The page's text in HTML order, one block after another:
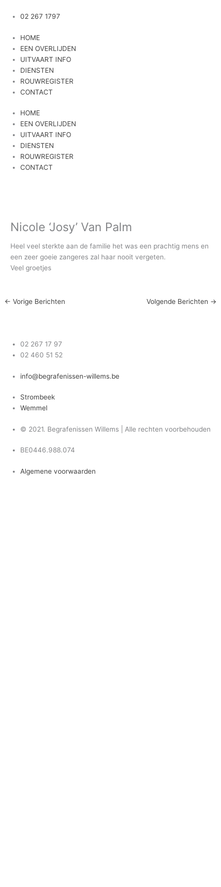
naar
inhoud
02 267 1797
HOME
EEN OVERLIJDEN
UITVAART INFO
DIENSTEN
ROUWREGISTER
CONTACT
HOME
EEN OVERLIJDEN
UITVAART INFO
DIENSTEN
ROUWREGISTER
CONTACT
Nicole ‘Josy’ Van Palm
Heel veel sterkte aan de familie het was een prachtig mens en
een zeer goeie zangeres zal haar nooit vergeten.
Veel groetjes
← Vorige Berichten Volgende Berichten →
02 267 17 97
02 460 51 52
info@begrafenissen-willems.be
Strombeek
Wemmel
© 2021. Begrafenissen Willems | Alle rechten voorbehouden
BE0446.988.074
Algemene voorwaarden